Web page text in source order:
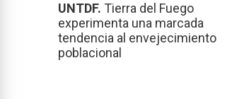
UNTDF. Tierra del Fuego
experimenta una marcada
tendencia al envejecimiento
poblacional